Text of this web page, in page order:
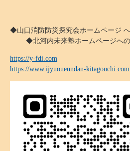
◆山口消防防災探究会ホーム
◆北河内未来塾ホームページへの
https://y-fdi.com
https://www.ijyuouenndan-kitagouchi.com